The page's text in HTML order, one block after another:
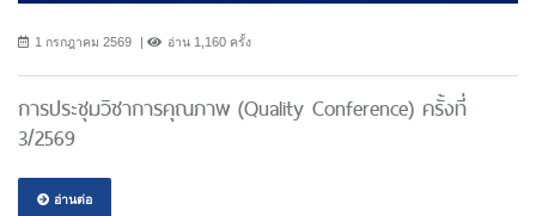
1 กรกฎาคม 2569 อ่าน 1,160 ครั้ง
การประชุมวิชาการคุณภาพ (Quality Conference) ครั้งที่
3/2569
อ่านต่อ